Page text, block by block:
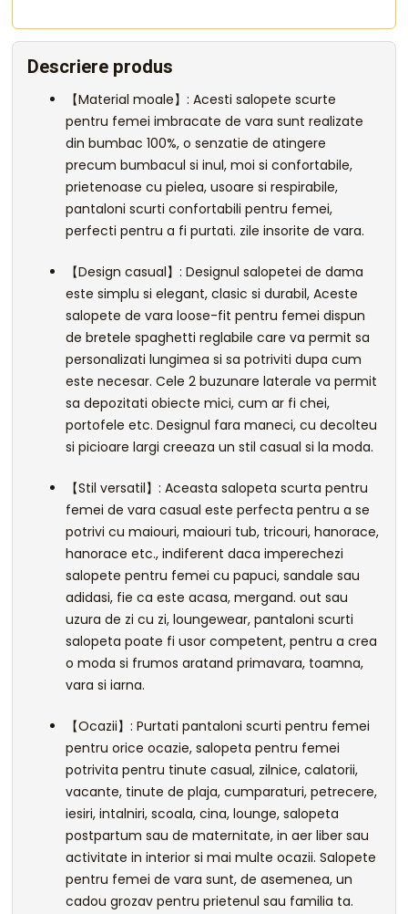
Descriere produs
【Material moale】: Acesti salopete scurte
pentru femei imbracate de vara sunt realizate
din bumbac 100%, o senzatie de atingere
precum bumbacul si inul, moi si confortabile,
prietenoase cu pielea, usoare si respirabile,
pantaloni scurti confortabili pentru femei,
perfecti pentru a fi purtati. zile insorite de vara.
【Design casual】: Designul salopetei de dama
este simplu si elegant, clasic si durabil, Aceste
salopete de vara loose-fit pentru femei dispun
de bretele spaghetti reglabile care va permit sa
personalizati lungimea si sa potriviti dupa cum
este necesar. Cele 2 buzunare laterale va permit
sa depozitati obiecte mici, cum ar fi chei,
portofele etc. Designul fara maneci, cu decolteu
si picioare largi creeaza un stil casual si la moda.
【Stil versatil】: Aceasta salopeta scurta pentru
femei de vara casual este perfecta pentru a se
potrivi cu maiouri, maiouri tub, tricouri, hanorace,
hanorace etc., indiferent daca imperechezi
salopete pentru femei cu papuci, sandale sau
adidasi, fie ca este acasa, mergand. out sau
uzura de zi cu zi, loungewear, pantaloni scurti
salopeta poate fi usor competent, pentru a crea
o moda si frumos aratand primavara, toamna,
vara si iarna.
【Ocazii】: Purtati pantaloni scurti pentru femei
pentru orice ocazie, salopeta pentru femei
potrivita pentru tinute casual, zilnice, calatorii,
vacante, tinute de plaja, cumparaturi, petrecere,
iesiri, intalniri, scoala, cina, lounge, salopeta
postpartum sau de maternitate, in aer liber sau
activitate in interior si mai multe ocazii. Salopete
pentru femei de vara sunt, de asemenea, un
cadou grozav pentru prietenul sau familia ta.